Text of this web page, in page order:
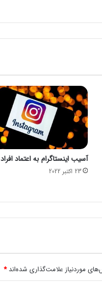
ک
ب
ا
ت
م
ر
ک
ب
ر
ب
ت
ر
آسیب اینستاگرام به اعتماد افراد
23 اکتبر 2022
موردنیاز علامت‌گذاری شده‌اند*